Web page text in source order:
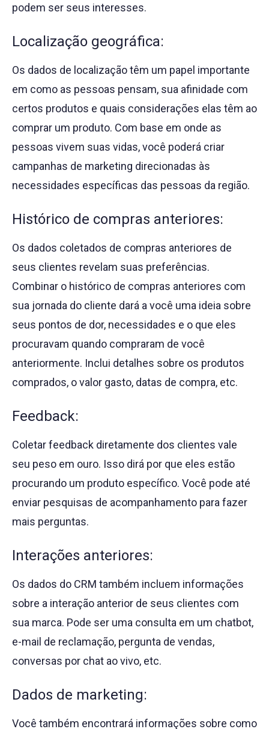
podem ser seus interesses.
Localização geográfica:
Os dados de localização têm um papel importante
em como as pessoas pensam, sua afinidade com
certos produtos e quais considerações elas têm ao
comprar um produto. Com base em onde as
pessoas vivem suas vidas, você poderá criar
campanhas de marketing direcionadas às
necessidades específicas das pessoas da região.
Histórico de compras anteriores:
Os dados coletados de compras anteriores de
seus clientes revelam suas preferências.
Combinar o histórico de compras anteriores com
sua jornada do cliente dará a você uma ideia sobre
seus pontos de dor, necessidades e o que eles
procuravam quando compraram de você
anteriormente. Inclui detalhes sobre os produtos
comprados, o valor gasto, datas de compra, etc.
Feedback:
Coletar feedback diretamente dos clientes vale
seu peso em ouro. Isso dirá por que eles estão
procurando um produto específico. Você pode até
enviar pesquisas de acompanhamento para fazer
mais perguntas.
Interações anteriores:
Os dados do CRM também incluem informações
sobre a interação anterior de seus clientes com
sua marca. Pode ser uma consulta em um chatbot,
e-mail de reclamação, pergunta de vendas,
conversas por chat ao vivo, etc.
Dados de marketing:
Você também encontrará informações sobre como